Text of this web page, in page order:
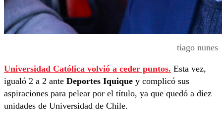
tiago nunes
Universidad Católica volvió a ceder puntos. Esta vez,
igualó 2 a 2 ante Deportes Iquique y complicó sus
aspiraciones para pelear por el título, ya que quedó a diez
unidades de Universidad de Chile.